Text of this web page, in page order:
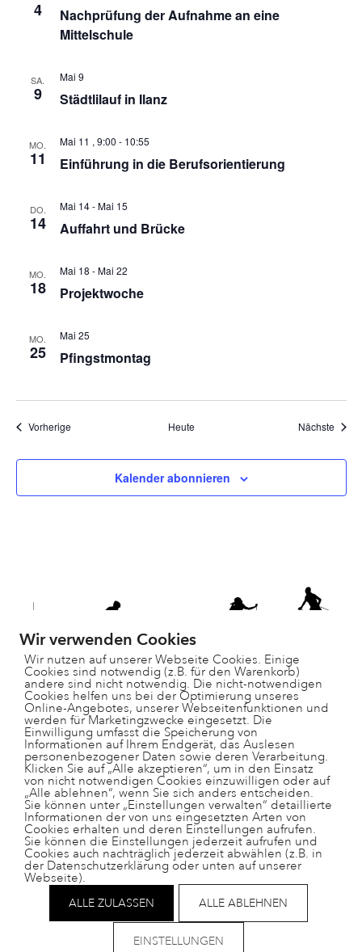
4
Nachprüfung der Aufnahme an eine
Mittelschule
SA.
9
Mai 9
Städtlilauf in Ilanz
MO.
11
Mai 11 , 9:00 - 10:55
Einführung in die Berufsorientierung
DO.
14
Mai 14-Mai 15
Auffahrt und Brücke
MO.
18
Mai 18 -Mai 22
Projektwoche
MO.
25
Mai 25
Pfingstmontag
VorherigeVeranstaltungen Heute Nächste
Kalender abonnieren
Paradisgärtli 9, 7130 Ilanz
081 925 28 29
schulleitung@ts-surselva.ch
Impressum
Datenschutz
Helpdesk
Wir verwenden Cookies
Wir nutzen auf unserer Webseite Cookies. Einige
Cookies sind notwendig (z.B. für den Warenkorb)
andere sind nicht notwendig. Die nicht-notwendigen
Cookies helfen uns bei der Optimierung unseres
Online-Angebotes, unserer Webseitenfunktionen und
werden für Marketingzwecke eingesetzt. Die
Einwilligung umfasst die Speicherung von
Informationen auf Ihrem Endgerät, das Auslesen
personenbezogener Daten sowie deren Verarbeitung.
Klicken Sie auf „Alle akzeptieren“, um in den Einsatz
von nicht notwendigen Cookies einzuwilligen oder auf
„Alle ablehnen“, wenn Sie sich anders entscheiden.
Sie können unter „Einstellungen verwalten“ detaillierte
Informationen der von uns eingesetzten Arten von
Cookies erhalten und deren Einstellungen aufrufen.
Sie können die Einstellungen jederzeit aufrufen und
Cookies auch nachträglich jederzeit abwählen (z.B. in
der Datenschutzerklärung oder unten auf unserer
Webseite).
ALLE ZULASSEN ALLE ABLEHNEN
EINSTELLUNGEN